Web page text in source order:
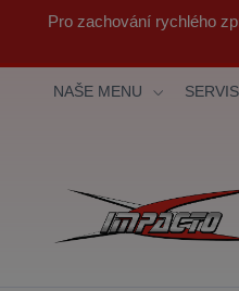
Pro zachování rychlého
NAŠE MENU